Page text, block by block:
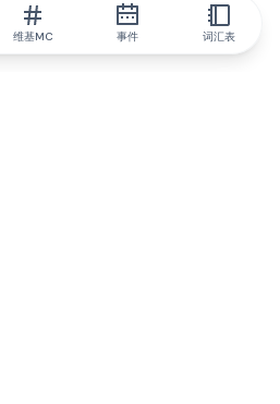
维基MC 事件 词汇表